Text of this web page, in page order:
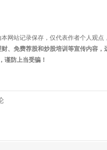
网站记录保存，仅代表作者个人观
、免费荐股和炒股培训等宣传内容
谨防上当受骗！